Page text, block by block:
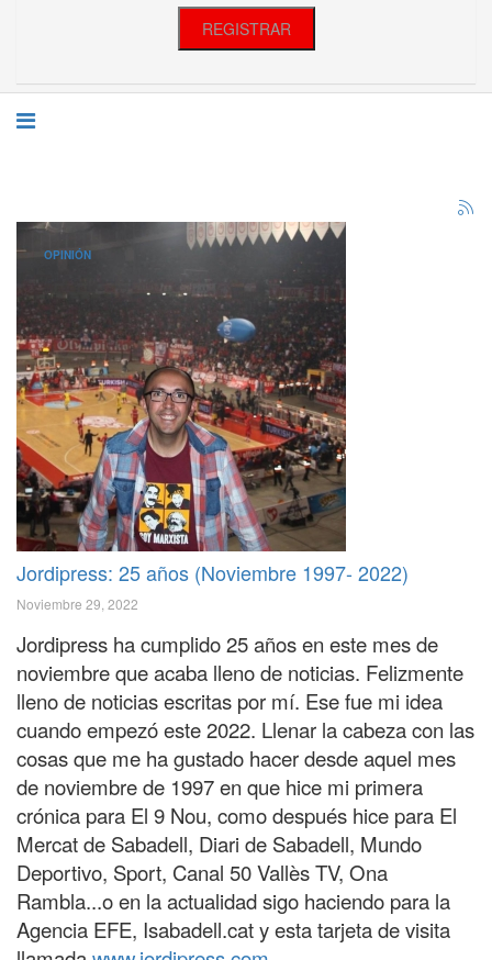
REGISTRAR
OPINIÓN
Jordipress: 25 años (Noviembre 1997- 2022)
Noviembre 29, 2022
Jordipress ha cumplido 25 años en este mes de
noviembre que acaba lleno de noticias. Felizmente
lleno de noticias escritas por mí. Ese fue mi idea
cuando empezó este 2022. Llenar la cabeza con las
cosas que me ha gustado hacer desde aquel mes
de noviembre de 1997 en que hice mi primera
crónica para El 9 Nou, como después hice para El
Mercat de Sabadell, Diari de Sabadell, Mundo
Deportivo, Sport, Canal 50 Vallès TV, Ona
Rambla...o en la actualidad sigo haciendo para la
Agencia EFE, Isabadell.cat y esta tarjeta de visita